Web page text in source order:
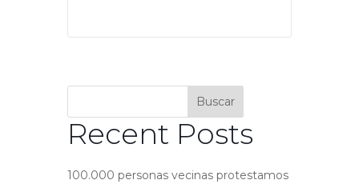
Buscar
Recent Posts
100.000 personas vecinas protestamos